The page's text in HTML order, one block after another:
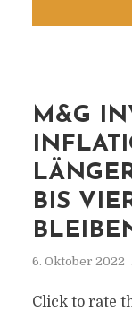
M&G
BIS
6. Oktober 2022
Click to rate